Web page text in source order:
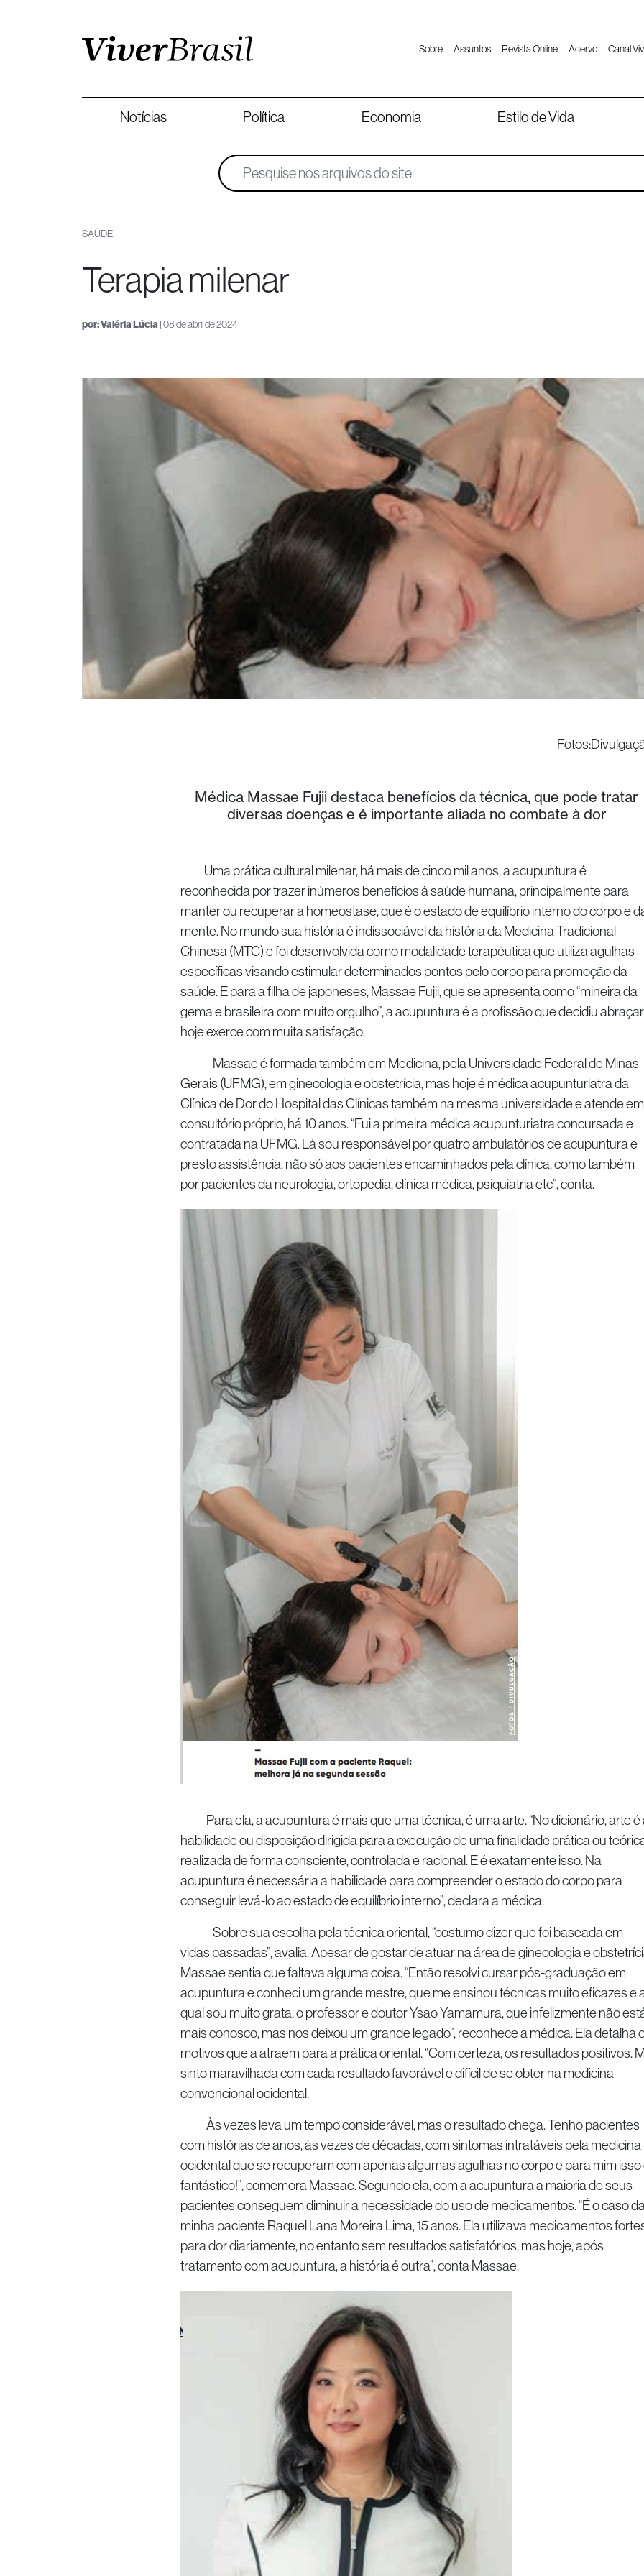
Sobre Assuntos Revista Online Acervo Canal
Notícias Política Economia Estilo de Vida
SAÚDE
Terapia milenar
por:Valéria Lúcia | 08 de abril de 2024
Médica Massae Fujii destaca benefícios da técnica, que pode tratar
diversas doenças e é importante aliada no combate à dor
Uma prática cultural milenar, há mais de cinco mil anos, a acupuntura é
reconhecida por trazer inúmeros benefícios à saúde humana, principalmente para
manter ou recuperar a homeostase, que é o estado de equilíbrio interno do corpo e
mente. No mundo sua história é indissociável da história da Medicina Tradicional
Chinesa (MTC) e foi desenvolvida como modalidade terapêutica que utiliza agulhas
específicas visando estimular determinados pontos pelo corpo para promoção da
saúde. E para a filha de japoneses, Massae Fujii, que se apresenta como “mineira da
gema e brasileira com muito orgulho”, a acupuntura é a profissão que decidiu
hoje exerce com muita satisfação.
Massae é formada também em Medicina, pela Universidade Federal de Minas
Gerais (UFMG), em ginecologia e obstetrícia, mas hoje é médica acupunturiatra da
Clínica de Dor do Hospital das Clínicas também na mesma universidade e atende em
consultório próprio, há 10 anos. “Fui a primeira médica acupunturiatra concursada e
contratada na UFMG. Lá sou responsável por quatro ambulatórios de acupuntura e
presto assistência, não só aos pacientes encaminhados pela clínica, como também
por pacientes da neurologia, ortopedia, clínica médica, psiquiatria etc”, conta.
Para ela, a acupuntura é mais que uma técnica, é uma arte. “No dicionário, arte é
habilidade ou disposição dirigida para a execução de uma finalidade prática ou
realizada de forma consciente, controlada e racional. E é exatamente isso. Na
acupuntura é necessária a habilidade para compreender o estado do corpo para
conseguir levá-lo ao estado de equilíbrio interno”, declara a médica.
Sobre sua escolha pela técnica oriental, “costumo dizer que foi baseada em
vidas passadas”, avalia. Apesar de gostar de atuar na área de ginecologia e
Massae sentia que faltava alguma coisa. “Então resolvi cursar pós-graduação em
acupuntura e conheci um grande mestre, que me ensinou técnicas muito eficazes e
qual sou muito grata, o professor e doutor Ysao Yamamura, que infelizmente não
mais conosco, mas nos deixou um grande legado”, reconhece a médica. Ela detalha
motivos que a atraem para a prática oriental. “Com certeza, os resultados positivos.
sinto maravilhada com cada resultado favorável e difícil de se obter na medicina
convencional ocidental.
Às vezes leva um tempo considerável, mas o resultado chega. Tenho pacientes
com histórias de anos, às vezes de décadas, com sintomas intratáveis pela medicina
ocidental que se recuperam com apenas algumas agulhas no corpo e para mim isso
fantástico!”, comemora Massae. Segundo ela, com a acupuntura a maioria de seus
pacientes conseguem diminuir a necessidade do uso de medicamentos. “É o caso
minha paciente Raquel Lana Moreira Lima, 15 anos. Ela utilizava medicamentos
para dor diariamente, no entanto sem resultados satisfatórios, mas hoje, após
tratamento com acupuntura, a história é outra”, conta Massae.